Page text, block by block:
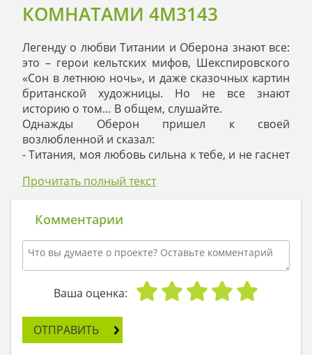
КОМНАТАМИ 4M3143
Легенду о любви Титании и Оберона знают все:
это – герои кельтских мифов, Шекспировского
«Сон в летнюю ночь», и даже сказочных картин
британской художницы. Но не все знают
историю о том… В общем, слушайте.
Однажды Оберон пришел к своей
возлюбленной и сказал:
- Титания, моя любовь сильна к тебе, и не гаснет
любви, и пусть весь Олимп восхитится силой
- Любимый, - сказала Титания, - памятник – это
всего лишь неживая скульптура, она не
воплощает всей теплоты наших чувств.
Построй-ка лучше шикарную виллу, красивую,
как наша с тобой жизнь, и теплую, как мои руки,
которыми я касаюсь твоих ладоней.
ответил Оберон.
Он пошел к жителям Олимпа и запросил их
Прочитать полный текст
Комментарии
Ваша оценка:
ОТПРАВИТЬ